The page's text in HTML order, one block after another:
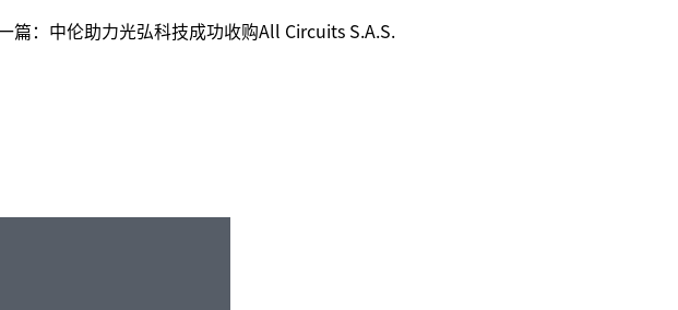
篇： 中伦助力光弘科技成功收购All Circuits S.A.S.